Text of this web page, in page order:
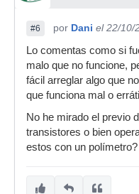
#6 por Dani el 22/10/
Lo comentas como si
malo que no funcione,
fácil arreglar algo que
que funciona mal o
No he mirado el previo
transistores o bien
estos con un polímetro?